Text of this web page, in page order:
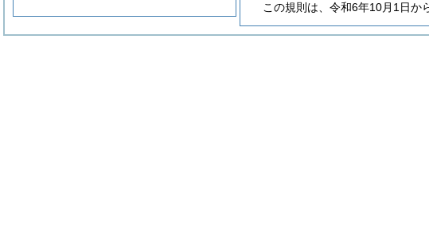
この規則は、令和6年10月1日か